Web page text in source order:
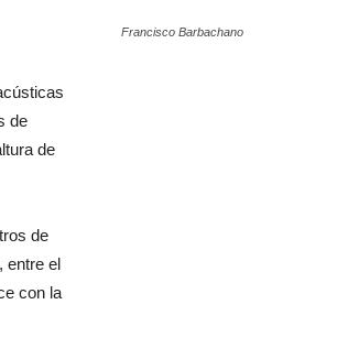
de
de
de
entre el
con la
Francisco Barbachano